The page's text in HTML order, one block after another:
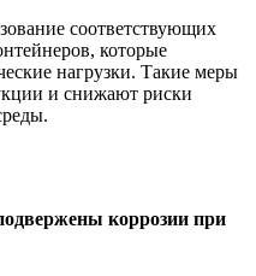
соответствующих
которые
нагрузки. Такие меры
и снижают риски
коррозии при